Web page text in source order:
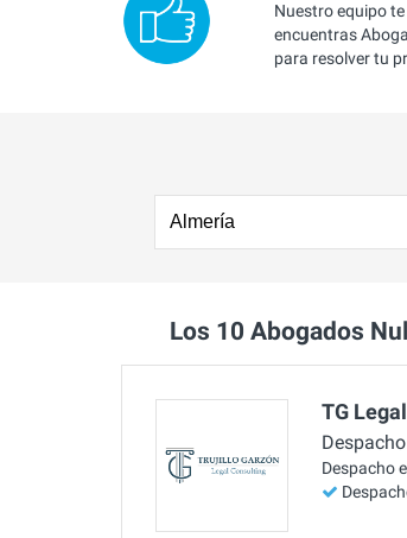
Nuestro equipo
encuentras
para resolver tu
Los 10 Abogados
TG
Despacho